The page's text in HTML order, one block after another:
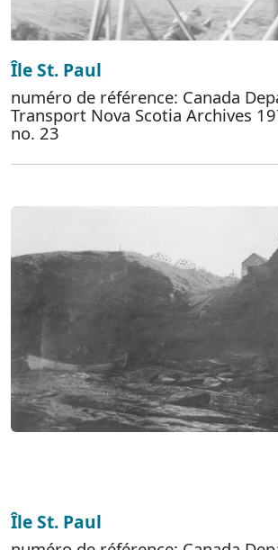
Île St. Paul
numéro de référence: Canada
Transport Nova Scotia Archives
no. 23
Île St. Paul